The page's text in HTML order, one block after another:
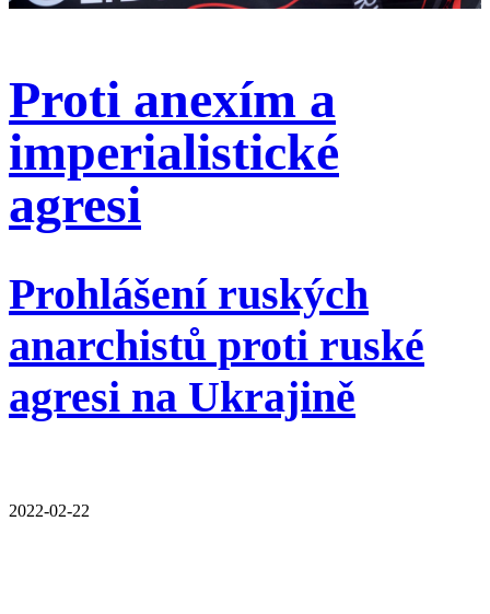
Proti anexím a
imperialistické
agresi
Prohlášení ruských
anarchistů proti ruské
agresi na Ukrajině
2022-02-22